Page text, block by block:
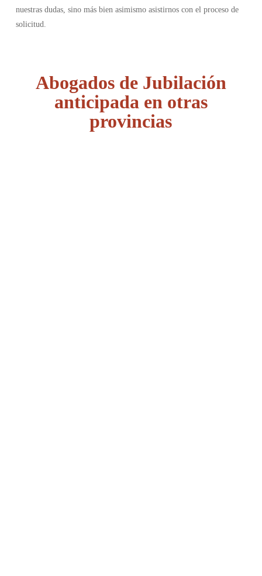
nuestras dudas, sino más bien asimismo asistirnos con el proceso de
solicitud.
Abogados de Jubilación
anticipada en otras
provincias